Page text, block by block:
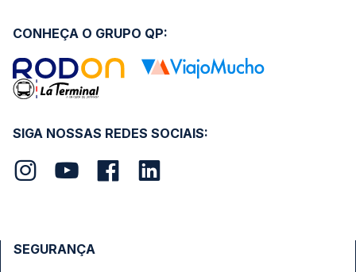
SIGA NOSSAS REDES SOCIAIS:
CONHEÇA O GRUPO QP:
SEGURANÇA